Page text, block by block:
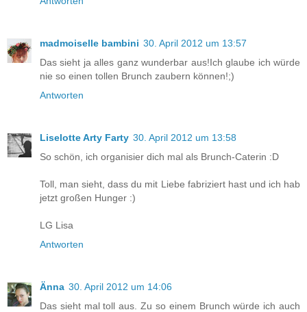
madmoiselle bambini 30. April 2012 um 13:57
Das sieht ja alles ganz wunderbar aus!Ich glaube ich würde
nie so einen tollen Brunch zaubern können!;)
Antworten
Liselotte Arty Farty 30. April 2012 um 13:58
So schön, ich organisier dich mal als Brunch-Caterin :D
Toll, man sieht, dass du mit Liebe fabriziert hast und ich hab
jetzt großen Hunger :)
LG Lisa
Antworten
Änna 30. April 2012 um 14:06
Das sieht mal toll aus. Zu so einem Brunch würde ich auch